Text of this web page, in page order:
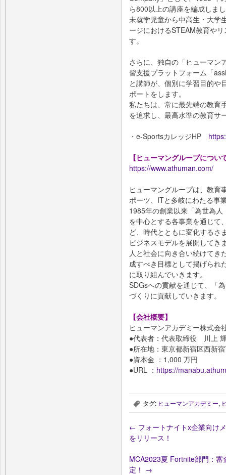
ら800以上の講座を編成しま
未就学児童から中高生・大学
ージにおけるSTEAM教育や
す。
さらに、独自の「ヒューマン
習支援プラットフォーム「
と講師が、個別に学習目的や
ポートをします。
私たちは、常に最先端の教育
を追求し、最高水準の教育サ
・e-SportsカレッジHP
【ヒューマングループにつ
https://www.athuman.com/
ヒューマングループは、教育
ポーツ、ITと多岐にわたる事
1985年の創業以来「為世為
を中心とする各事業を通じて
ど、時代とともに変化するさ
ビジネスモデルを展開してき
人と社会に向き合い続けてき
成すべき目標として掲げられ
に取り組んでいきます。
SDGsへの貢献を通じて、「
づくりに貢献していきます。
【会社概要】
ヒューマンアカデミー株式会
●代表者：代表取締役 川上
●所在地：東京都新宿区西新
●資本金 ：1,000 万円
●URL ： https://
, タグ: ヒューマンアカデミー,
← フォートナイトx企業向け
をリリース！
MCA2023夏 Fortnite部門：
定！ →